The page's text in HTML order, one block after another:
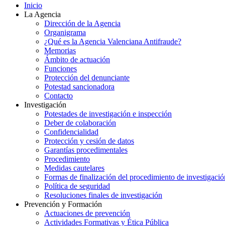
Inicio
La Agencia
Dirección de la Agencia
Organigrama
¿Qué es la Agencia Valenciana Antifraude?
Memorias
Ámbito de actuación
Funciones
Protección del denunciante
Potestad sancionadora
Contacto
Investigación
Potestades de investigación e inspección
Deber de colaboración
Confidencialidad
Protección y cesión de datos
Garantías procedimentales
Procedimiento
Medidas cautelares
Formas de finalización del procedimiento de
Política de seguridad
Resoluciones finales de investigación
Prevención y Formación
Actuaciones de prevención
Actividades Formativas y Ética Pública